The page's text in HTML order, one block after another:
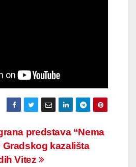
predstava “Nema
Gradskog kazališta
Vitez